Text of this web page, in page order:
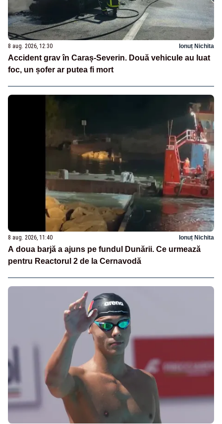
8 aug. 2026, 12:30 Ionuț Nichita
Accident grav în Caraș-Severin. Două vehicule au luat
foc, un șofer ar putea fi mort
8 aug. 2026, 11:40 Ionuț Nichita
A doua barjă a ajuns pe fundul Dunării. Ce urmează
pentru Reactorul 2 de la Cernavodă